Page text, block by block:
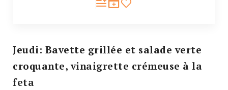
Jeudi: Bavette grillée et salade verte
croquante, vinaigrette crémeuse à la
feta